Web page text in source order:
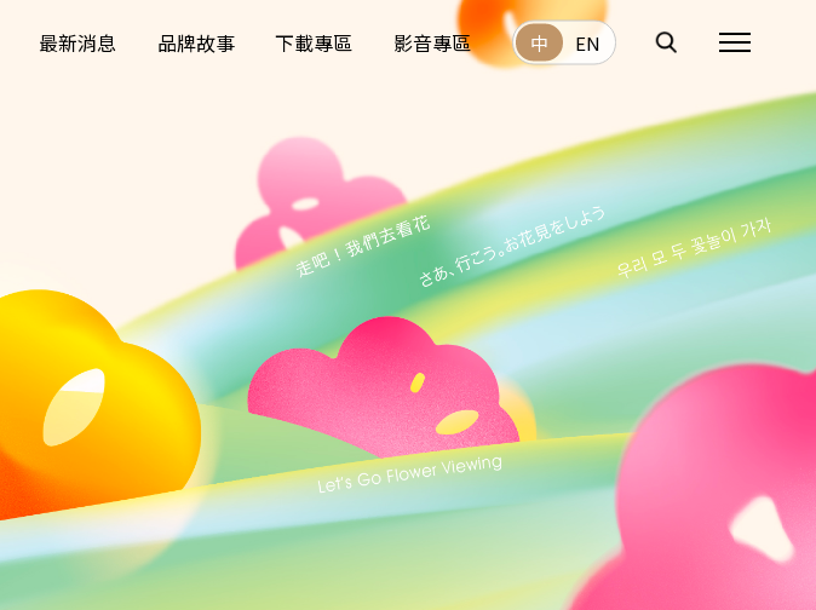
最新消息 品牌故事 下載專區 影音專區 中 EN